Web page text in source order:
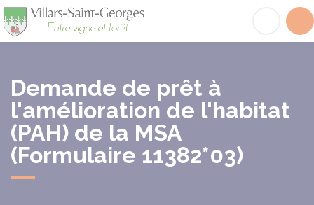
Demande de prêt à
l'amélioration de l'habitat
(PAH) de la MSA
(Formulaire 11382*03)